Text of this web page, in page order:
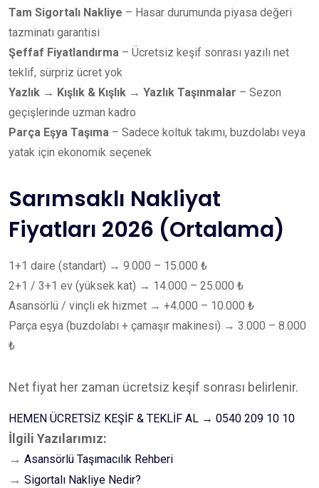
Tam Sigortalı Nakliye – Hasar durumunda piyasa değeri
tazminatı garantisi
Şeffaf Fiyatlandırma – Ücretsiz keşif sonrası yazılı net
teklif, sürpriz ücret yok
Yazlık → Kışlık & Kışlık → Yazlık Taşınmalar – Sezon
geçişlerinde uzman kadro
Parça Eşya Taşıma – Sadece koltuk takımı, buzdolabı veya
yatak için ekonomik seçenek
Sarımsaklı Nakliyat
Fiyatları 2026 (Ortalama)
1+1 daire (standart) → 9.000 – 15.000 ₺
2+1 / 3+1 ev (yüksek kat) → 14.000 – 25.000 ₺
Asansörlü / vinçli ek hizmet → +4.000 – 10.000 ₺
Parça eşya (buzdolabı + çamaşır makinesi) → 3.000 – 8.000
₺
Net fiyat her zaman ücretsiz keşif sonrası belirlenir.
HEMEN ÜCRETSİZ KEŞİF & TEKLİF AL → 0540 209 10 10
İlgili Yazılarımız:
→ Asansörlü Taşımacılık Rehberi
→ Sigortalı Nakliye Nedir?